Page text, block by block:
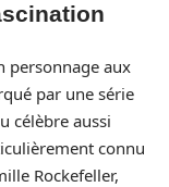
personnage aux
par une série
célèbre aussi
connu
Rockefeller,